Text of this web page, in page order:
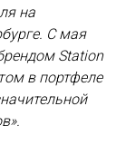
на
С мая
Station
в портфеле